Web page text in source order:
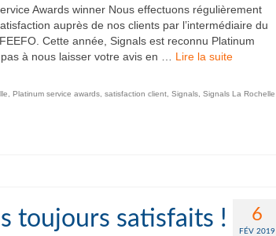
Awards winner Nous effectuons régulièrement
auprès de nos clients par l’intermédiaire du
Cette année, Signals est reconnu Platinum
à nous laisser votre avis en … Lire la suite­­
Platinum service awards, satisfaction client, Signals, Signals La Rochelle
6
FÉV 2019
toujours satisfaits !